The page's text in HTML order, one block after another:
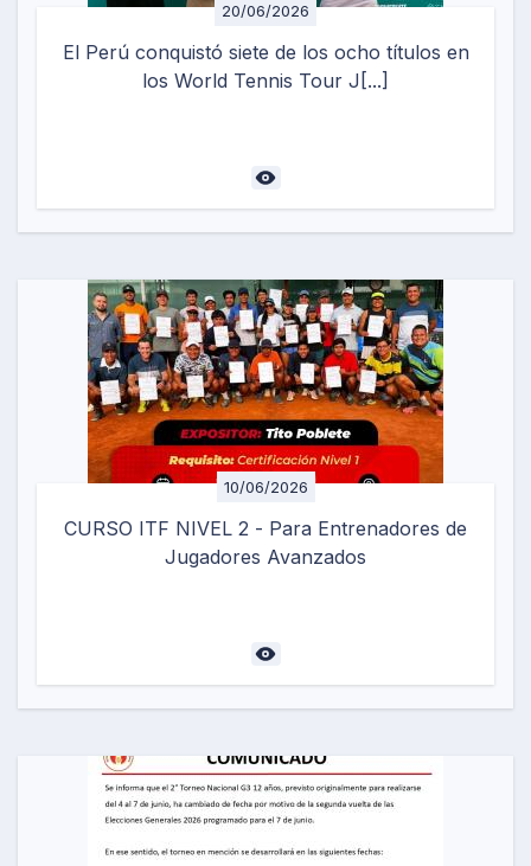
20/06/2026
El Perú conquistó siete de los ocho títulos en
los World Tennis Tour J[...]
10/06/2026
CURSO ITF NIVEL 2 - Para Entrenadores de
Jugadores Avanzados